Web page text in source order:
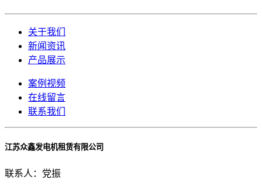
关于我们
新闻资讯
产品展示
案例视频
在线留言
联系我们
江苏众鑫发电机租赁有限公司
联系人：党振